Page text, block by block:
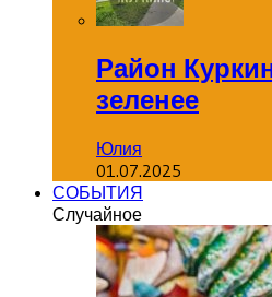
Район
зеленее
Юлия
01.07.2025
СОБЫТИЯ
Случайное